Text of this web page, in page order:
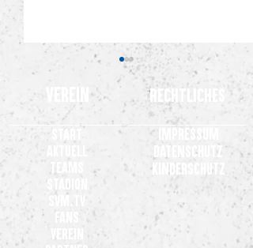
Gemeinsames Statement der
Clubs der 3. Liga
Verein Rechtliches
Start
Teams
Stadion
SVM.TV
Fans
Verein
Impressum
Datenschutz
Kinderschutz